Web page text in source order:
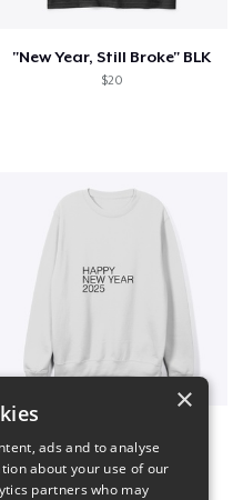
"New Year, Still Broke" BLK
$20
×
ads and to analyse
about your use of our
partners who may